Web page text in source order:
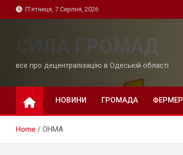
to
П’ятниця, 7 Серпня, 2026
СИЛА ГРОМАД
все про децентралізацію в Одеській області
НОВИНИ ГРОМАДА ФЕРМЕР
Home ОНМА